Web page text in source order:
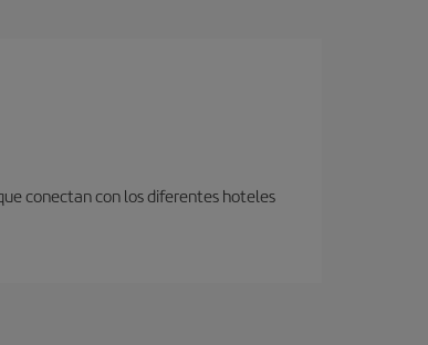
conectan con los diferentes hoteles